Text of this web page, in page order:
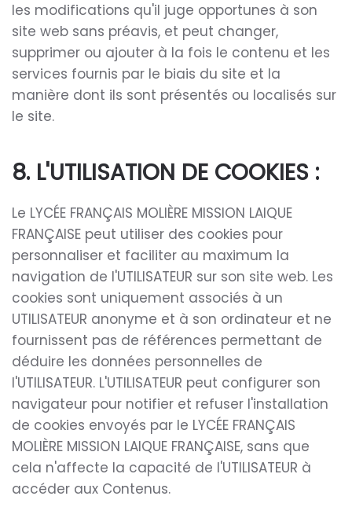
les modifications qu'il juge opportunes à son
site web sans préavis, et peut changer,
supprimer ou ajouter à la fois le contenu et les
services fournis par le biais du site et la
manière dont ils sont présentés ou localisés sur
le site.
8. L'UTILISATION DE COOKIES :
Le LYCÉE FRANÇAIS MOLIÈRE MISSION LAIQUE
FRANÇAISE peut utiliser des cookies pour
personnaliser et faciliter au maximum la
navigation de l'UTILISATEUR sur son site web. Les
cookies sont uniquement associés à un
UTILISATEUR anonyme et à son ordinateur et ne
fournissent pas de références permettant de
déduire les données personnelles de
l'UTILISATEUR. L'UTILISATEUR peut configurer son
navigateur pour notifier et refuser l'installation
de cookies envoyés par le LYCÉE FRANÇAIS
MOLIÈRE MISSION LAIQUE FRANÇAISE, sans que
cela n'affecte la capacité de l'UTILISATEUR à
accéder aux Contenus.